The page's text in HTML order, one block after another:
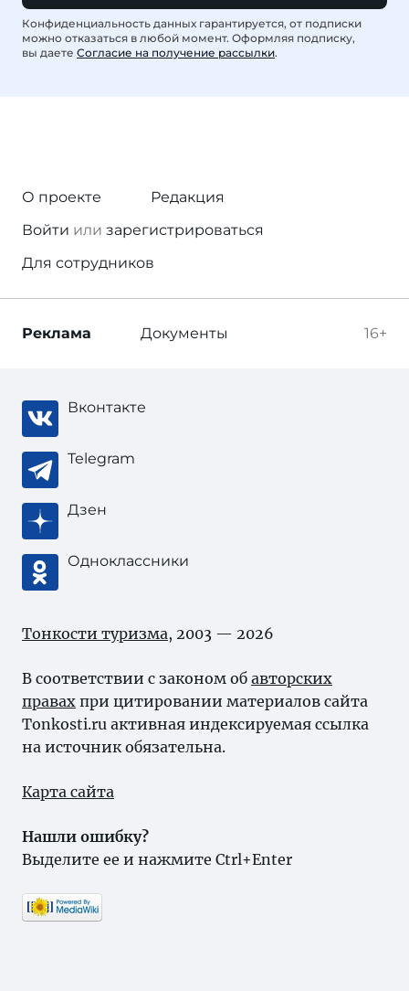
Конфиденциальность данных гарантируется, от подписки
можно отказаться в любой момент. Оформляя подписку,
вы даете Согласие на получение рассылки.
О проекте
Редакция
Войти или зарегистрироваться
Для сотрудников
16+
Реклама Документы
Вконтакте
Telegram
Дзен
Одноклассники
Тонкости туризма, 2003 — 2026
В соответствии с законом об авторских
правах при цитировании материалов сайта
Tonkosti.ru активная индексируемая ссылка
на источник обязательна.
Карта сайта
Нашли ошибку?
Выделите ее и нажмите Ctrl+Enter